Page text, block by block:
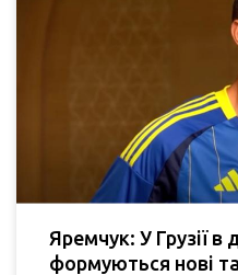
Яремчук: У Грузії
формуються нові